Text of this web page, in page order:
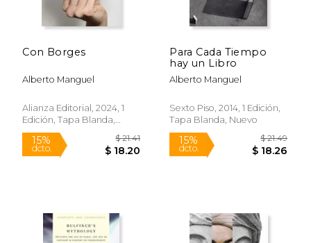
Con Borges
Alberto Manguel
Alianza Editorial, 2024, 1
Edición, Tapa Blanda,
Nuevo
Para Cada Tiempo
hay un Libro
Alberto Manguel
Sexto Piso, 2014, 1 Edición,
Tapa Blanda, Nuevo